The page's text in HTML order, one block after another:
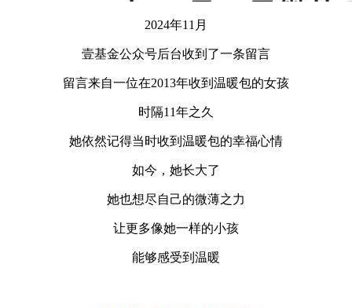
2024年11月
壹基金公众号后台收到了一条留言
留言来自一位在2013年收到温暖包的女孩
时隔11年之久
她依然记得当时收到温暖包的幸福心情
如今，她长大了
她也想尽自己的微薄之力
让更多像她一样的小孩
能够感受到温暖